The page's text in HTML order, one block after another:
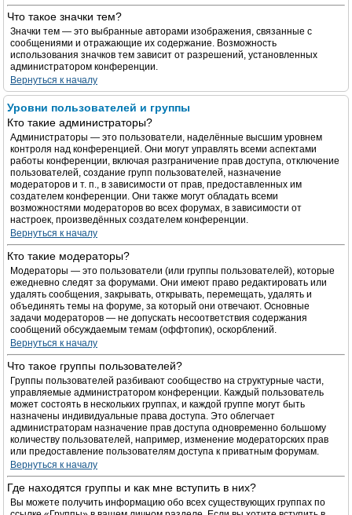
Что такое значки тем?
Значки тем — это выбранные авторами изображения, связанные с
сообщениями и отражающие их содержание. Возможность
использования значков тем зависит от разрешений, установленных
администратором конференции.
Вернуться к началу
Уровни пользователей и группы
Кто такие администраторы?
Администраторы — это пользователи, наделённые высшим уровнем
контроля над конференцией. Они могут управлять всеми аспектами
работы конференции, включая разграничение прав доступа, отключение
пользователей, создание групп пользователей, назначение
модераторов и т. п., в зависимости от прав, предоставленных им
создателем конференции. Они также могут обладать всеми
возможностями модераторов во всех форумах, в зависимости от
настроек, произведённых создателем конференции.
Вернуться к началу
Кто такие модераторы?
Модераторы — это пользователи (или группы пользователей), которые
ежедневно следят за форумами. Они имеют право редактировать или
удалять сообщения, закрывать, открывать, перемещать, удалять и
объединять темы на форуме, за который они отвечают. Основные
задачи модераторов — не допускать несоответствия содержания
сообщений обсуждаемым темам (оффтопик), оскорблений.
Вернуться к началу
Что такое группы пользователей?
Группы пользователей разбивают сообщество на структурные части,
управляемые администратором конференции. Каждый пользователь
может состоять в нескольких группах, и каждой группе могут быть
назначены индивидуальные права доступа. Это облегчает
администраторам назначение прав доступа одновременно большому
количеству пользователей, например, изменение модераторских прав
или предоставление пользователям доступа к приватным форумам.
Вернуться к началу
Где находятся группы и как мне вступить в них?
Вы можете получить информацию обо всех существующих группах по